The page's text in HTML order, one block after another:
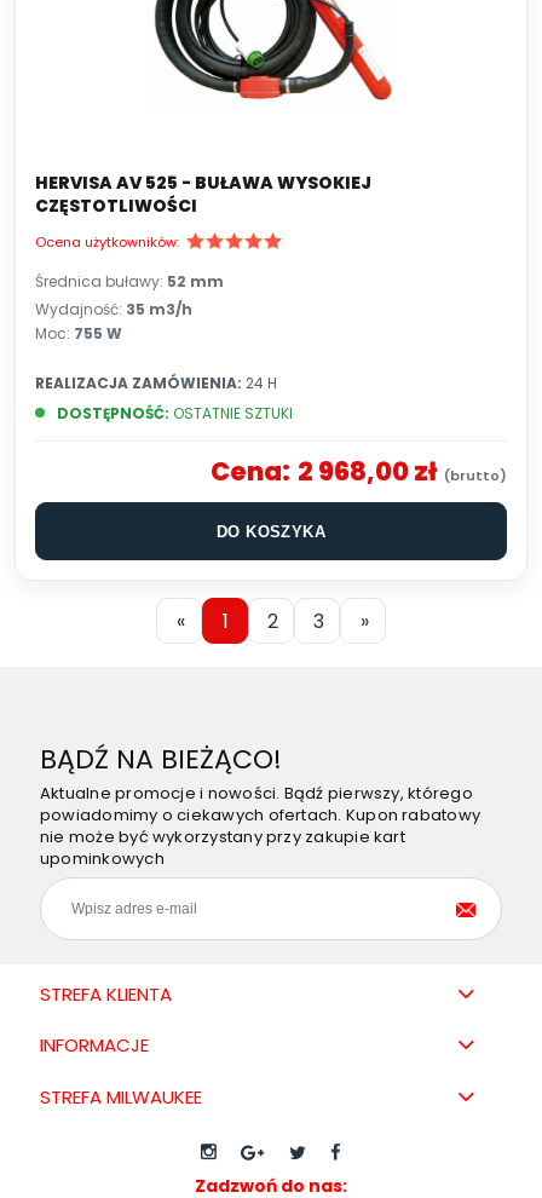
HERVISA AV 525 - BUŁAWA WYSOKIEJ
CZĘSTOTLIWOŚCI
Ocena użytkowników:
Średnica buławy: 52 mm
Wydajność: 35 m3/h
Moc: 755 W
DOSTĘPNOŚĆ: OSTATNIE SZTUKI
REALIZACJA ZAMÓWIENIA: 24 H
Cena: 2 968,00 zł
DO KOSZYKA
« 1 2 3 »
BĄDŹ NA BIEŻĄCO!
Aktualne promocje i nowości. Bądź pierwszy, którego
powiadomimy o ciekawych ofertach. Kupon rabatowy
nie może być wykorzystany przy zakupie kart
upominkowych
STREFA KLIENTA
INFORMACJE
STREFA MILWAUKEE
Zadzwoń do nas: